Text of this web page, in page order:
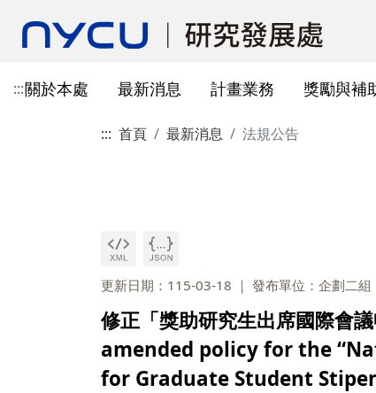
:::關於本處
本處成員
儀器資源中心
研究總中心
最新消息
獎補助公告
計畫業務
本校相關表格
產學合作(非國科
本校相關表格
獎勵與補
獎勵與補助方案申請 線上作業系統連結
教育部玉山學者計畫 研發替代役
其他公家機關獎項
重要論文
學術成果發表指引
本校對校內學術出版實務之指
SciVal用戶資源
學術合作
構學術交流與合作
辦公室與各儀器室位置 教育訓練公告
國科會基礎研究核心設施預約
服務管理系統
陽明校區-門禁及儀器預約系統
陽明校區-儀器使用費查詢
最新消息及教育訓
產學合作(非國科會)計畫
法規查詢
校內外獎補助
研發成果相關
::: 首頁 最新消息 法規公告
更新日期：115-03-18 發布單位：企劃二組
修正「獎助研究生出席國際會
amended policy for the
for Graduate Student